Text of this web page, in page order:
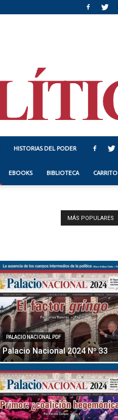
HISTORIAS DEL PODER
EBOOKS BIBLIOTECA CARRITO
MÁS POPULARES
PALACIO NACIONAL PDF
Palacio Nacional 2024 Nº 33